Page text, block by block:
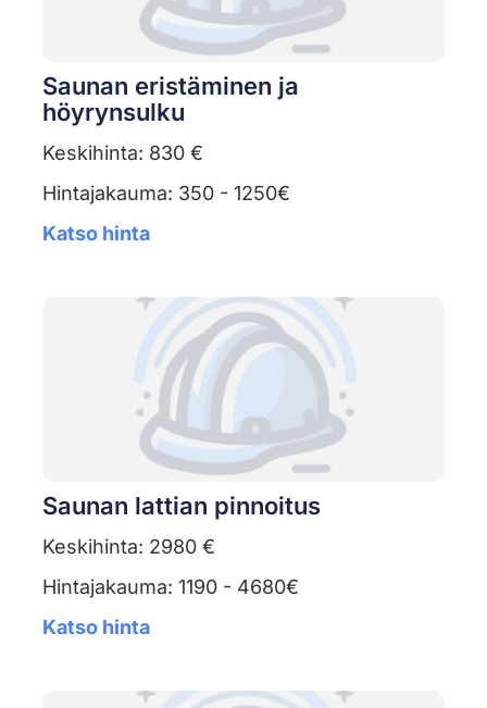
Saunan eristäminen ja
höyrynsulku
Keskihinta: 830 €
Hintajakauma: 350 - 1250€
Katso hinta
Saunan lattian pinnoitus
Keskihinta: 2980 €
Hintajakauma: 1190 - 4680€
Katso hinta